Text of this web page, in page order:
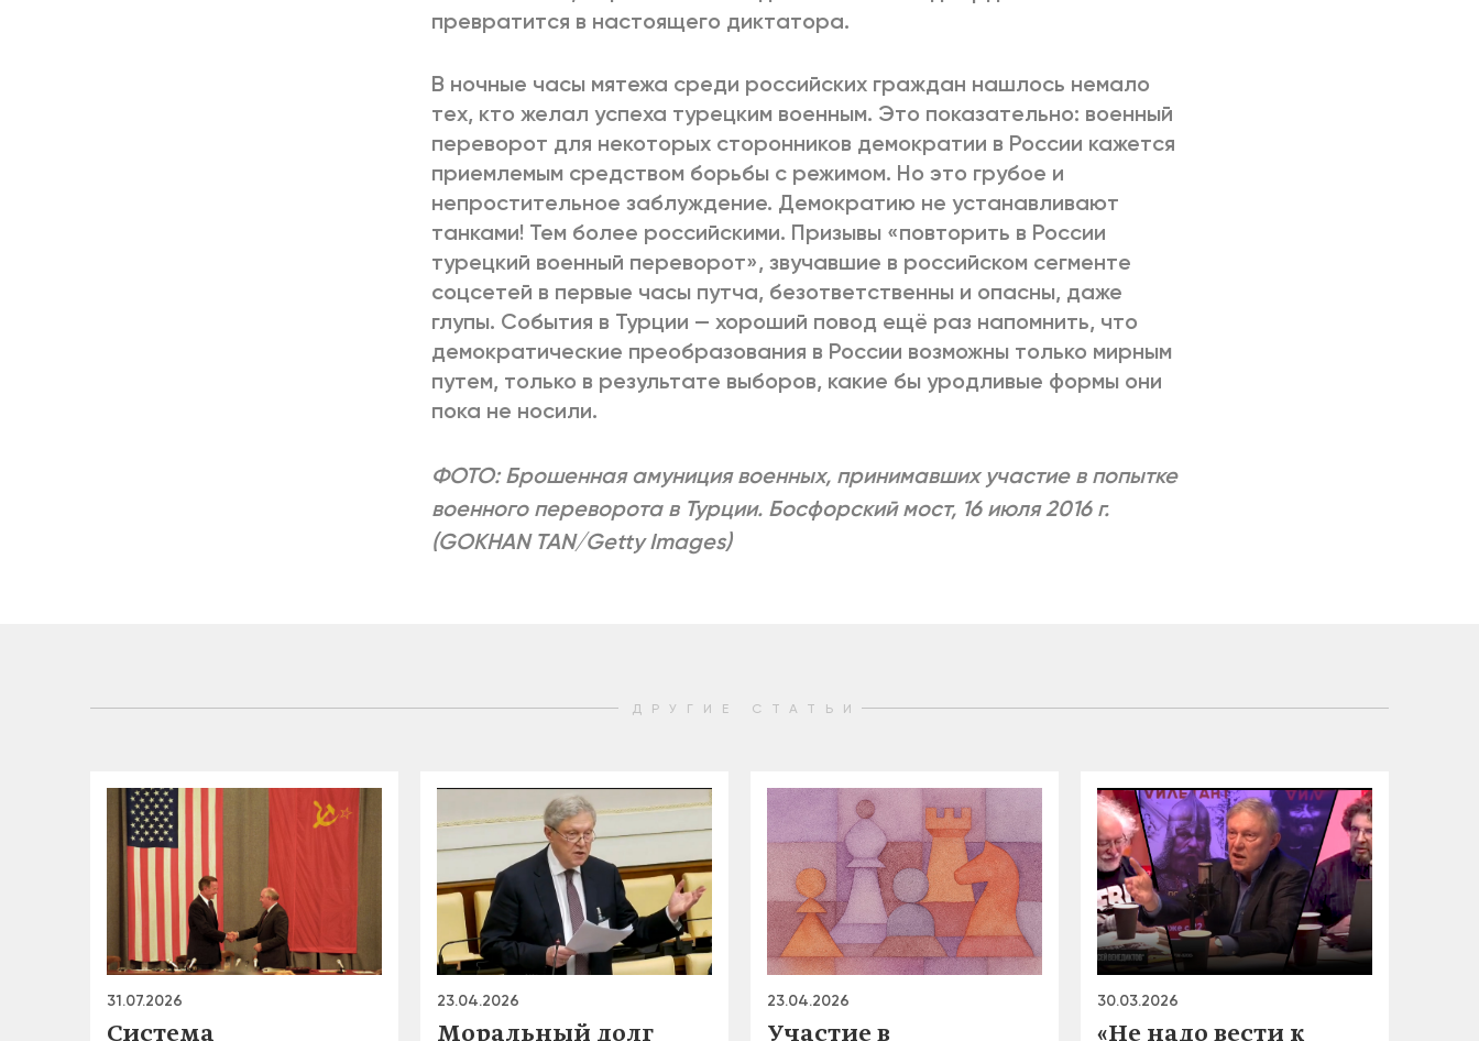
превратится в настоящего диктатора.
В ночные часы мятежа среди российских граждан нашлось немало
тех, кто желал успеха турецким военным. Это показательно: военный
переворот для некоторых сторонников демократии в России кажется
приемлемым средством борьбы с режимом. Но это грубое и
непростительное заблуждение. Демократию не устанавливают
танками! Тем более российскими. Призывы «повторить в России
турецкий военный переворот», звучавшие в российском сегменте
соцсетей в первые часы путча, безответственны и опасны, даже
глупы. События в Турции — хороший повод ещё раз напомнить, что
демократические преобразования в России возможны только мирным
путем, только в результате выборов, какие бы уродливые формы они
пока не носили.
ФОТО: Брошенная амуниция военных, принимавших участие в попытке
военного переворота в Турции. Босфорский мост, 16 июля 2016 г.
(GOKHAN TAN/Getty Images)
ДРУГИЕ СТАТЬИ
31.07.2026
Система
23.04.2026
Моральный долг
23.04.2026
Участие в
30.03.2026
«Не надо вести к